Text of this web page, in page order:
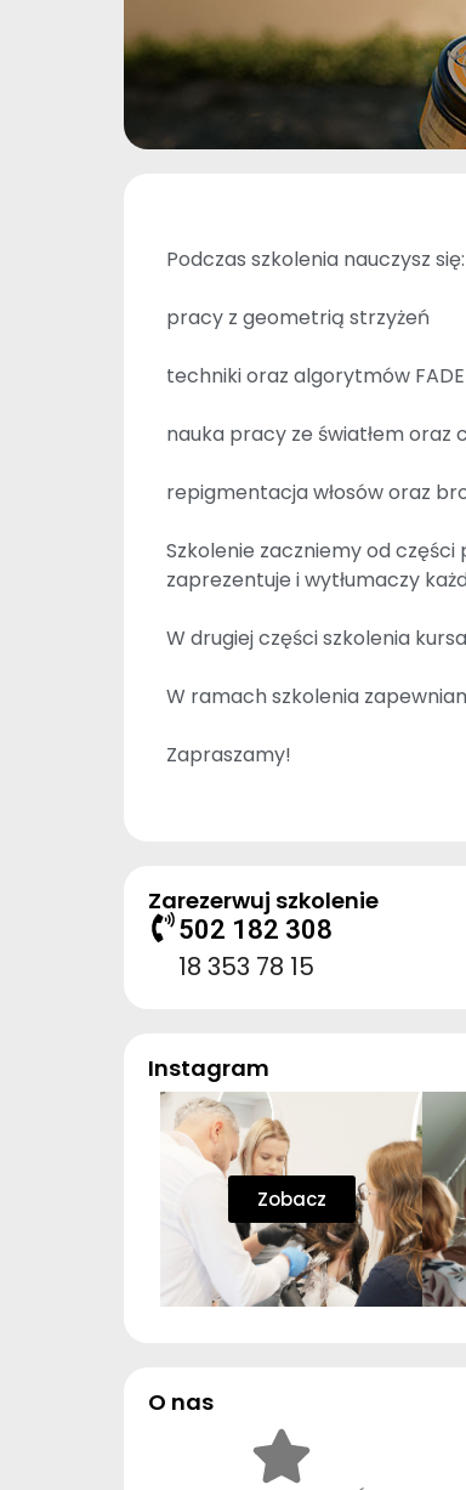
Podczas szkolenia nauczysz się:
pracy z geometrią strzyżeń
techniki oraz algorytmów FADE
nauka pracy ze światłem oraz
repigmentacja włosów oraz
Szkolenie zaczniemy od
zaprezentuje i wytłumaczy
W drugiej części szkolenia
W ramach szkolenia
Zapraszamy!
Zarezerwuj szkolenie
502 182 308
18 353 78 15
Instagram
Zobacz
O nas